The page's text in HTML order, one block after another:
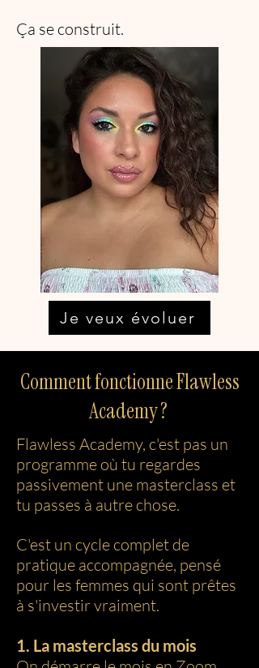
Ça se construit.
Je veux évoluer
Comment fonctionne Flawless
Academy ?
Flawless Academy, c'est pas un
programme où tu regardes
passivement une masterclass et
tu passes à autre chose.
C'est un cycle complet de
pratique accompagnée, pensé
pour les femmes qui sont prêtes
à s'investir vraiment.
1. La masterclass du mois